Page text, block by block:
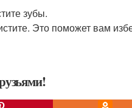
зубы.
Это поможет вам